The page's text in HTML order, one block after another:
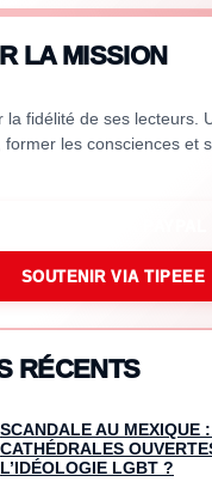
LA MISSION
la fidélité de ses lecteurs.
les consciences et
SOUTENIR VIA TIPEEE
RÉCENTS
SCANDALE AU MEXIQUE
CATHÉDRALES
L’IDÉOLOGIE LGBT ?